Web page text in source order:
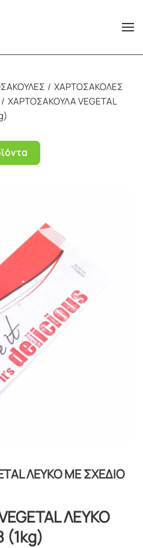
ΧΑΡΤΟΣΑΚΟΛΕΣ
ΧΑΡΤΟΣΑΚΟΥΛΑ VEGETAL
ΛΕΥΚΟ ΜΕ ΣΧΕΔΙΟ
ΛΕΥΚΟ
(1kg)